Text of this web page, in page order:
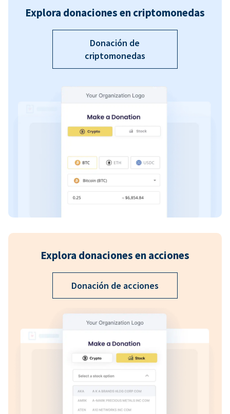
Explora donaciones en criptomonedas
Donación de
criptomonedas
Explora donaciones en acciones
Donación de acciones